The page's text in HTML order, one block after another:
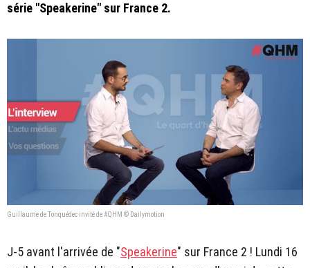
série "Speakerine" sur France 2.
Guillaume de Tonquédec invité de #QHM © Dailymotion
J-5 avant l'arrivée de "Speakerine" sur France 2 ! Lundi 16